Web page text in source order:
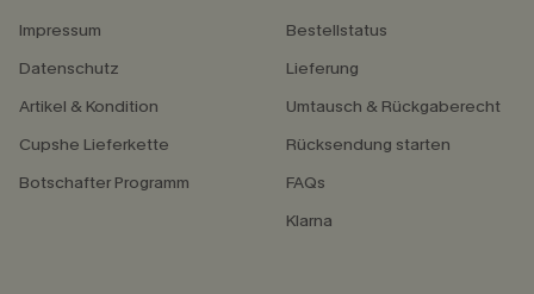
Impressum
Datenschutz
Artikel & Kondition
Cupshe Lieferkette
Botschafter Programm
Bestellstatus
Lieferung
Umtausch & Rückgaberecht
Rücksendung starten
FAQs
Klarna